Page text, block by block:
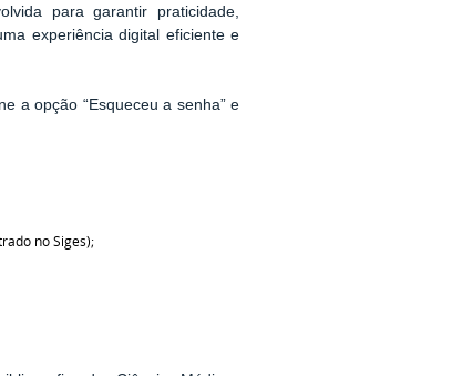
para garantir praticidade,
experiência digital eficiente e
a opção “Esqueceu a senha” e
no Siges);